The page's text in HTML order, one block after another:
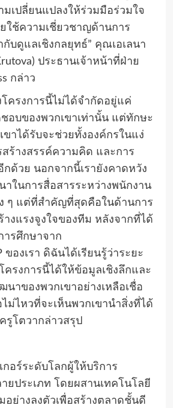
มเปลี่ยนแปลงให้ร่วมมือร่วมใจ
ยใช้ความเชี่ยวชาญด้านการ
บดูแลเชิงกลยุทธ์” คุณเอเลนา
ประธานเจ้าหน้าที่ฝ่าย
กล่าว
ครงการนี้ไม่ได้จำกัดอยู่แค่
อบของพวกเขาเท่านั้น แต่ทักษะ
ขาได้รับจะช่วยทั้งองค์กรในแง่
ร้างสรรค์ความคิด และการ
วย นอกจากนี้เรายังคาดหวัง
าในการสื่อสารระหว่างพนักงาน
ๆ แต่ที่สำคัญที่สุดคือในด้านการ
างแรงจูงใจของทีม หลังจากที่ได้
ารศึกษาจาก
ของเรา ดิฉันได้เรียนรู้ว่าระยะ
ครงการนี้ได้ให้ข้อมูลเชิงลึกและ
าของพวกเขาอย่างเหลือเชื่อ
ม่ไหวที่จะเห็นพวกเขานำสิ่งที่ได้
รูโตวากล่าวสรุป
กอร์ระดับโลกผู้ให้บริการ
ยประเภท โดยผสานเทคโนโลยี
อย่างลงตัวเพื่อสร้างตลาดชั้นดี